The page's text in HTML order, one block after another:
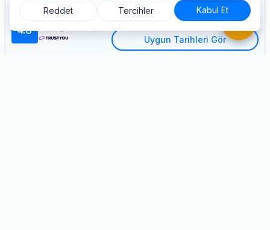
4.8
Mükemmel
Seçtiğiniz tarihlerde otelde müsaitlik
bulunmamaktadır.
Uygun Tarihleri Gör
phone_in_talk
Reddet Tercihler Kabul Et